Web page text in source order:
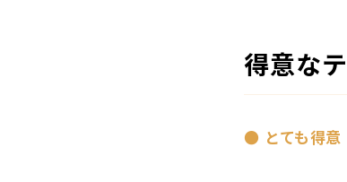
得意な
● とても得意